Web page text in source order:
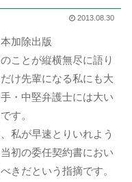
2013.08.30
除出版
ことが縦横無尽に語り
け先輩になる私にも大
・中堅弁護士には大い
す。
私が早速とりいれよう
初の委任契約書におい
きだという指摘です。